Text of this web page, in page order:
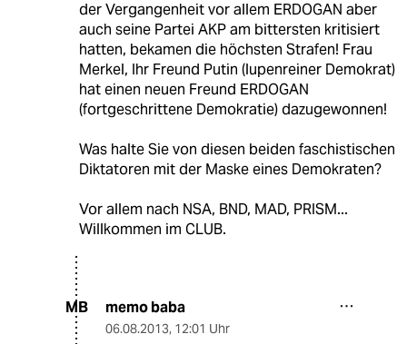
der Vergangenheit vor allem ERDOGAN aber
auch seine Partei AKP am bittersten kritisiert
hatten, bekamen die höchsten Strafen! Frau
Merkel, Ihr Freund Putin (lupenreiner Demokrat)
hat einen neuen Freund ERDOGAN
(fortgeschrittene Demokratie) dazugewonnen!
Was halte Sie von diesen beiden faschistischen
Diktatoren mit der Maske eines Demokraten?
Vor allem nach NSA, BND, MAD, PRISM...
Willkommen im CLUB.
MB memo baba
06.08.2013, 12:01 Uhr